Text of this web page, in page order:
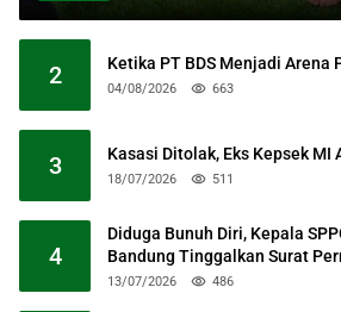
2 Ketika PT BDS Menjadi Arena
04/08/2026 663
3 Kasasi Ditolak, Eks Kepsek MI
18/07/2026 511
4
Diduga Bunuh Diri, Kepala
Bandung Tinggalkan Surat
13/07/2026 486